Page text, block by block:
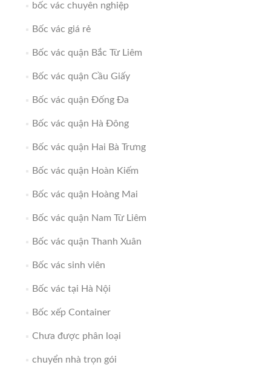
bốc vác chuyên nghiệp
Bốc vác giá rẻ
Bốc vác quận Bắc Từ Liêm
Bốc vác quận Cầu Giấy
Bốc vác quận Đống Đa
Bốc vác quận Hà Đông
Bốc vác quận Hai Bà Trưng
Bốc vác quận Hoàn Kiếm
Bốc vác quận Hoàng Mai
Bốc vác quận Nam Từ Liêm
Bốc vác quận Thanh Xuân
Bốc vác sinh viên
Bốc vác tại Hà Nội
Bốc xếp Container
Chưa được phân loại
chuyển nhà trọn gói